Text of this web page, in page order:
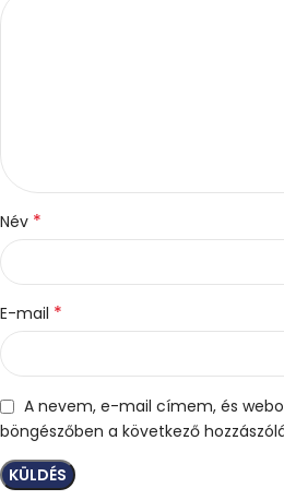
Név *
E-mail *
A nevem, e-mail címem, és
böngészőben a következő